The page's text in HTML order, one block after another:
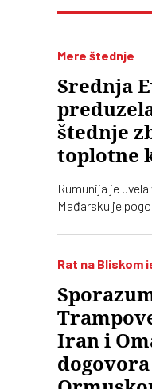
Mere štednje
Srednja
štednje
toplotne
Rumunija je
Mađarsku je
Rat na Bliskom
Iran i
dogovora